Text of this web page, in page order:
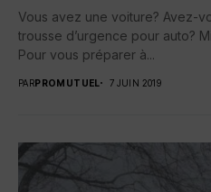
Vous avez une voiture? Avez-
trousse d’urgence pour auto?
Pour vous préparer à...
PARPROMUTUEL 7 JUIN 2019